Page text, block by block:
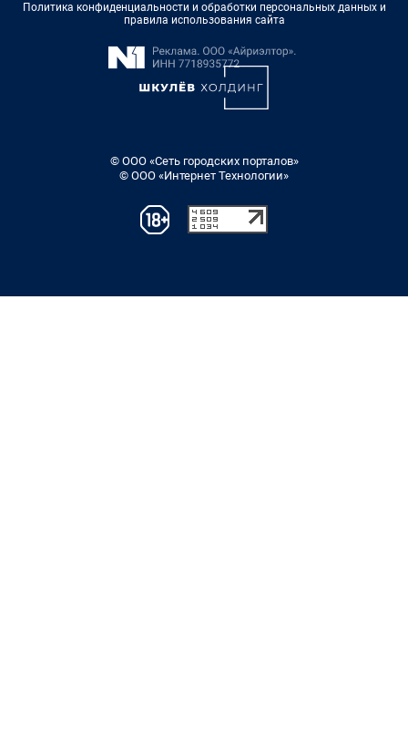
Политика конфиденциальности и обработки персональных данных и
правила использования сайта
© ООО «Сеть городских порталов»
© ООО «Интернет Технологии»